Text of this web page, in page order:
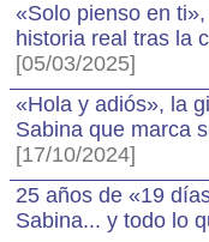
«Solo pienso en
historia real tras la
[05/03/2025]
«Hola y adiós», la
Sabina que marca
[17/10/2024]
25 años de «19
Sabina... y todo lo